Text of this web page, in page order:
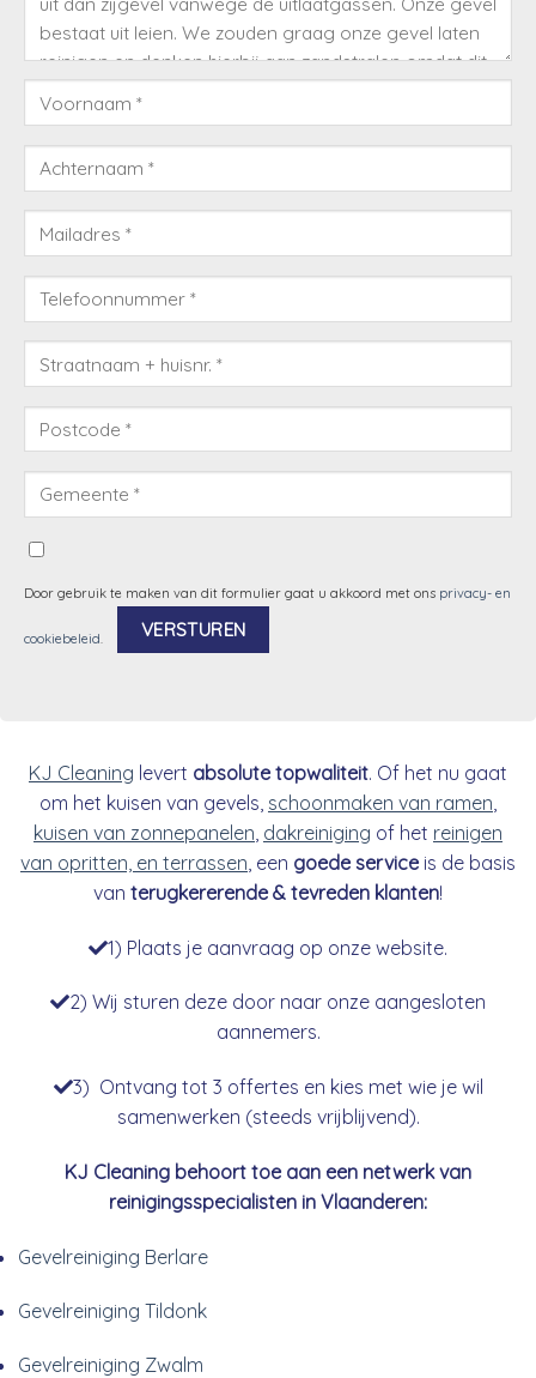
Door gebruik te maken van dit formulier gaat u akkoord met ons privacy- en
cookiebeleid.
KJ Cleaning levert absolute topwaliteit. Of het nu gaat
om het kuisen van gevels, schoonmaken van ramen
kuisen van zonnepanelen dakreiniging of het reinigen
van opritten, en terrassen , een goede serviceis de basis
van terugkererende & tevreden klanten!
1) Plaats je aanvraag op onze website.
2) Wij sturen deze door naar onze aangesloten
aannemers.
3) Ontvang tot 3 offertes en kies met wie je wil
samenwerken (steeds vrijblijvend).
KJ Cleaning behoort toe aan een netwerk van
reinigingsspecialisten in Vlaanderen:
Gevelreiniging Berlare
Gevelreiniging Tildonk
Gevelreiniging Zwalm